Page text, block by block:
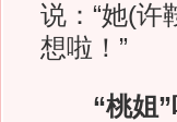
说：“她(许
想啦！”
“桃姐”